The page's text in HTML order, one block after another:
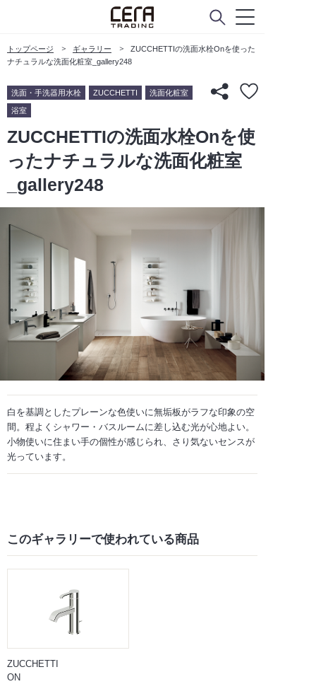
トップページ ギャラリー
ZUCCHETTIの洗面水栓Onを使った
ナチュラルな洗面化粧室_gallery248
洗面・手洗器用水栓 ZUCCHETTI 洗面化粧室
浴室
ZUCCHETTIの洗面水栓Onを使
ったナチュラルな洗面化粧室
_gallery248
白を基調としたプレーンな色使いに無垢板がラフな印象の空
間。程よくシャワー・バスルームに差し込む光が心地よい。
小物使いに住まい手の個性が感じられ、さり気ないセンスが
光っています。
このギャラリーで使われている商品
ZUCCHETTI
ON